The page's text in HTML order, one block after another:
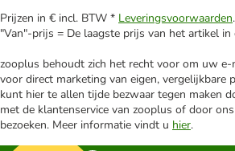
Prijzen in € incl. BTW * Leveringsvoorwaarden.
"Van"-prijs = De laagste prijs van het artikel
zooplus behoudt zich het recht voor om uw e-
voor direct marketing van eigen, vergelijkbare
kunt hier te allen tijde bezwaar tegen maken
met de klantenservice van zooplus of door
bezoeken. Meer informatie vindt u hier.